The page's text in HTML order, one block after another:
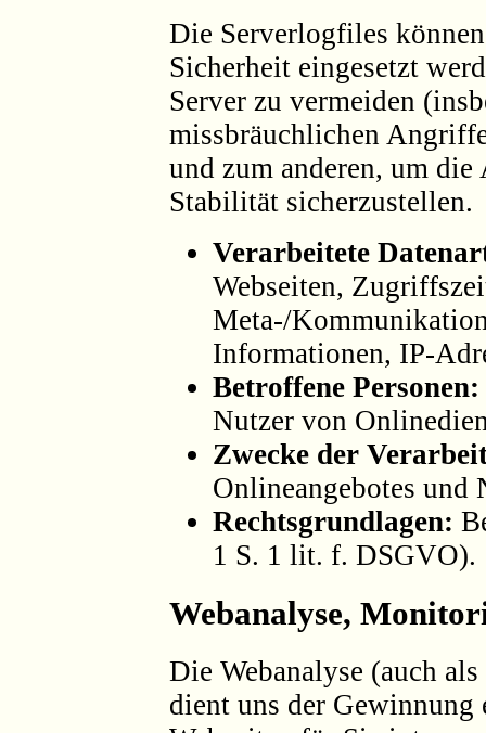
Die Serverlogfiles
Sicherheit eingesetzt
Server zu vermeiden
missbräuchlichen
und zum anderen, um
Stabilität sicherzustellen.
Verarbeitete
Webseiten,
Meta-/
Informationen, IP-
Betroffene Personen:
Nutzer von
Zwecke der
Onlineangebotes
Rechtsgrundlagen:
1 S. 1 lit. f. DSGVO).
Webanalyse,
Die Webanalyse (auch
dient uns der Gewinnung